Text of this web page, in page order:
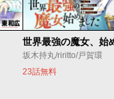
坂木持丸/riritto/戸賀環
23話無料